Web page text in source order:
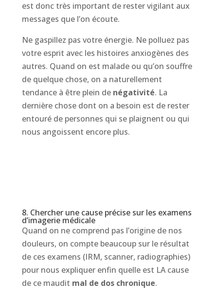
est donc très important de rester vigilant aux
messages que l’on écoute.
Ne gaspillez pas votre énergie. Ne polluez pas
votre esprit avec les histoires anxiogènes des
autres. Quand on est malade ou qu’on souffre
de quelque chose, on a naturellement
tendance à être plein de négativité. La
dernière chose dont on a besoin est de rester
entouré de personnes qui se plaignent ou qui
nous angoissent encore plus.
8. Chercher une cause précise sur les examens
d’imagerie médicale
Quand on ne comprend pas l’origine de nos
douleurs, on compte beaucoup sur le résultat
de ces examens (IRM, scanner, radiographies)
pour nous expliquer enfin quelle est LA cause
de ce maudit mal de dos chronique.